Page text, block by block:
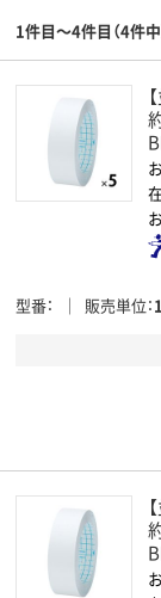
1件目～4件目（4件中
型番 販売単位